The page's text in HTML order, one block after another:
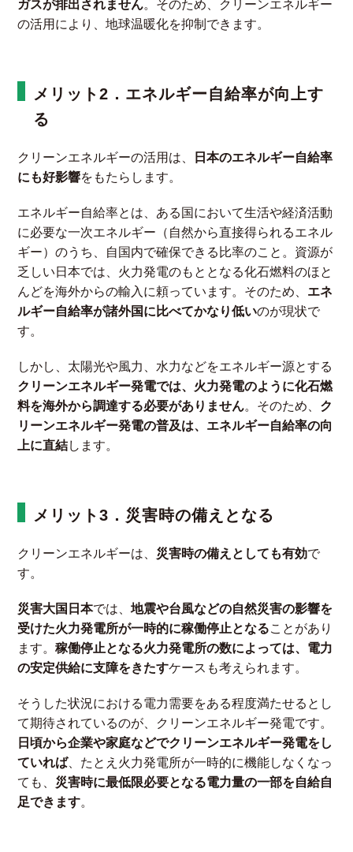
ガスが排出されません。そのため、クリーンエネルギー
の活用により、地球温暖化を抑制できます。
メリット2．エネルギー自給率が向上す
る
クリーンエネルギーの活用は、
日本のエネルギー自給率
にも好影響をもたらします。
エネルギー自給率とは、ある国において生活や経済活動
に必要な一次エネルギー（自然から直接得られるエネル
ギー）のうち、自国内で確保できる比率のこと。資源が
乏しい日本では、火力発電のもととなる化石燃料のほと
んどを海外からの輸入に頼っています。そのため、 エネ
ルギー自給率が諸外国に比べてかなり低いのが現状で
す。
しかし、太陽光や風力、水力などをエネルギー源とする
クリーンエネルギー発電では、火力発電のように化石燃
料を海外から調達する必要がありません。そのため、 ク
リーンエネルギー発電の普及は、エネルギー自給率の向
上に直結します。
メリット3．災害時の備えとなる
クリーンエネルギーは、 災害時の備えとしても有効で
す。
災害大国日本では、地震や台風などの自然災害の影響を
受けた火力発電所が一時的に稼働停止となることがあり
ます。稼働停止となる火力発電所の数によっては、電力
の安定供給に支障をきたすケースも考えられます。
そうした状況における電力需要をある程度満たせるとし
て期待されているのが、クリーンエネルギー発電です。
日頃から企業や家庭などでクリーンエネルギー発電をし
ていれば、たとえ火力発電所が一時的に機能しなくなっ
ても、 災害時に最低限必要となる電力量の一部を自給自
足できます。